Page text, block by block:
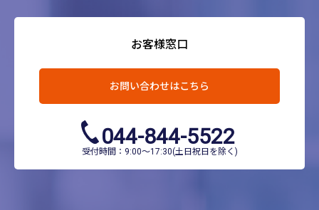
第5条（個人情報の第三者提供）
意を得ることなく，第三者に個人情報を提供することはあり
ません。ただし，個人情報保護法その他の法令で認められる
人の生命，身体または財産の保護のために必要がある場
合であって，本人の同意を得ることが困難であるとき
公衆衛生の向上または児童の健全な育成の推進のために
お客様窓口
お問い合わせはこちら
044-844-5522
受付時間：9:00～17:30(土日祝日を除く)